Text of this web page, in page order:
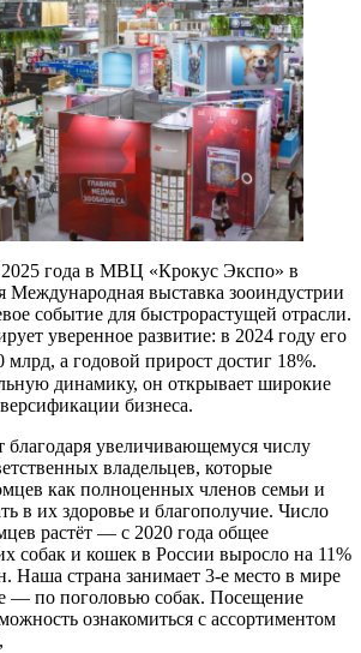
2025 года в МВЦ «Крокус Экспо» в
Международная выставка зооиндустрии
событие для быстрорастущей отрасли.
уверенное развитие: в 2024 году его
млрд, а годовой прирост достиг 18%.
динамику, он открывает широкие
бизнеса.
благодаря увеличивающемуся числу
владельцев, которые
как полноценных членов семьи и
в их здоровье и благополучие. Число
растёт — с 2020 года общее
собак и кошек в России выросло на 11%
Наша страна занимает 3-е место в мире
— по поголовью собак. Посещение
ознакомиться с ассортиментом